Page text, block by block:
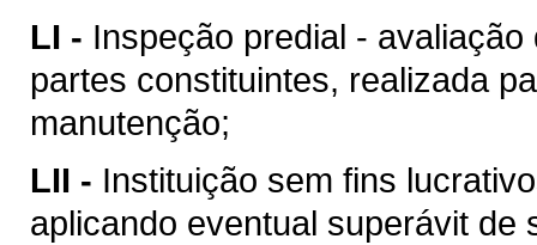
LI - Inspeção predial -
partes constituintes, realizada
manutenção;
LII - Instituição sem fins
aplicando eventual superávit de